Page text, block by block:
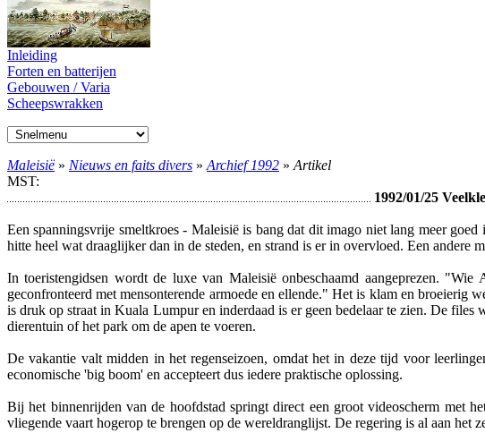
Inleiding
Forten en batterijen
Gebouwen / Varia
Scheepswrakken
Maleisië» Nieuws en faits divers » Archief 1992 » Artikel
MST:
1992/01/25
Een spanningsvrije smeltkroes - Maleisië is bang dat dit imago niet lang meer
hitte heel wat draaglijker dan in de steden, en strand is er in overvloed. Een andere
In toeristengidsen wordt de luxe van Maleisië onbeschaamd aangeprezen.
geconfronteerd met mensonterende armoede en ellende." Het is klam en broeierig
is druk op straat in Kuala Lumpur en inderdaad is er geen bedelaar te zien. De
dierentuin of het park om de apen te voeren.
De vakantie valt midden in het regenseizoen, omdat het in deze tijd voor
economische 'big boom' en accepteert dus iedere praktische oplossing.
Bij het binnenrijden van de hoofdstad springt direct een groot videoscherm met
vliegende vaart hogerop te brengen op de wereldranglijst. De regering is al aan het